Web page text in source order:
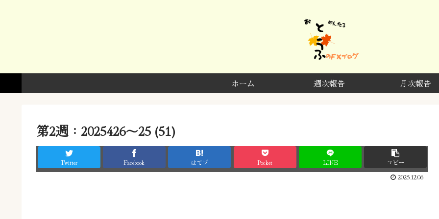
ホーム 週次報告 月次報告
第2週：2025426〜25 (51)
Twitter Facebook はてブ Pocket LINE コピー
2025.12.06